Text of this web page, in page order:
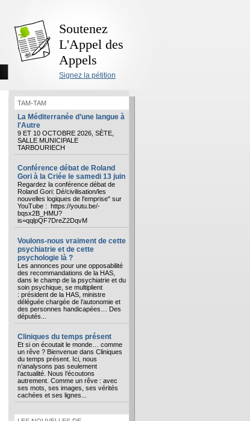
Soutenez
L'Appel des
Appels
Signez la pétition
TAM-TAM
La Méditerranée d’une langue à
l'Autre
9 ET 10 OCTOBRE 2026, SÈTE,
SALLE MUNICIPALE
TARBOURIECH
Conférence débat de Roland
Gori à la Criée le samedi 13 juin
Regardez la conférence débat de
Roland Gori: Dé/civilisation/les
nouvelles logiques de l'emprise" sur
YouTube : https://youtu.be/-
bqsx2B_HMU?
is=qqlpQF7DreZ2DqvM
Voulons-nous vraiment de cette
psychiatrie et de cette
psychologie là ?
Les annonces pour une opposabilité
des recommandations de la HAS,
dans le champ de la psychiatrie et du
soin psychique, se multiplient
: président de la HAS, ministre
déléguée chargée de l’autonomie et
des personnes handicapées… Des
députés...
Cliniques du temps présent
Et si on écoutait le monde… comme
un rêve ? Bienvenue dans Cliniques
du temps présent. Ici, nous
n’analysons pas seulement
l’actualité. Nous l’écoutons
autrement. Comme un rêve : avec
ses mots, ses images, ses vérités
cachées et ses lignes...